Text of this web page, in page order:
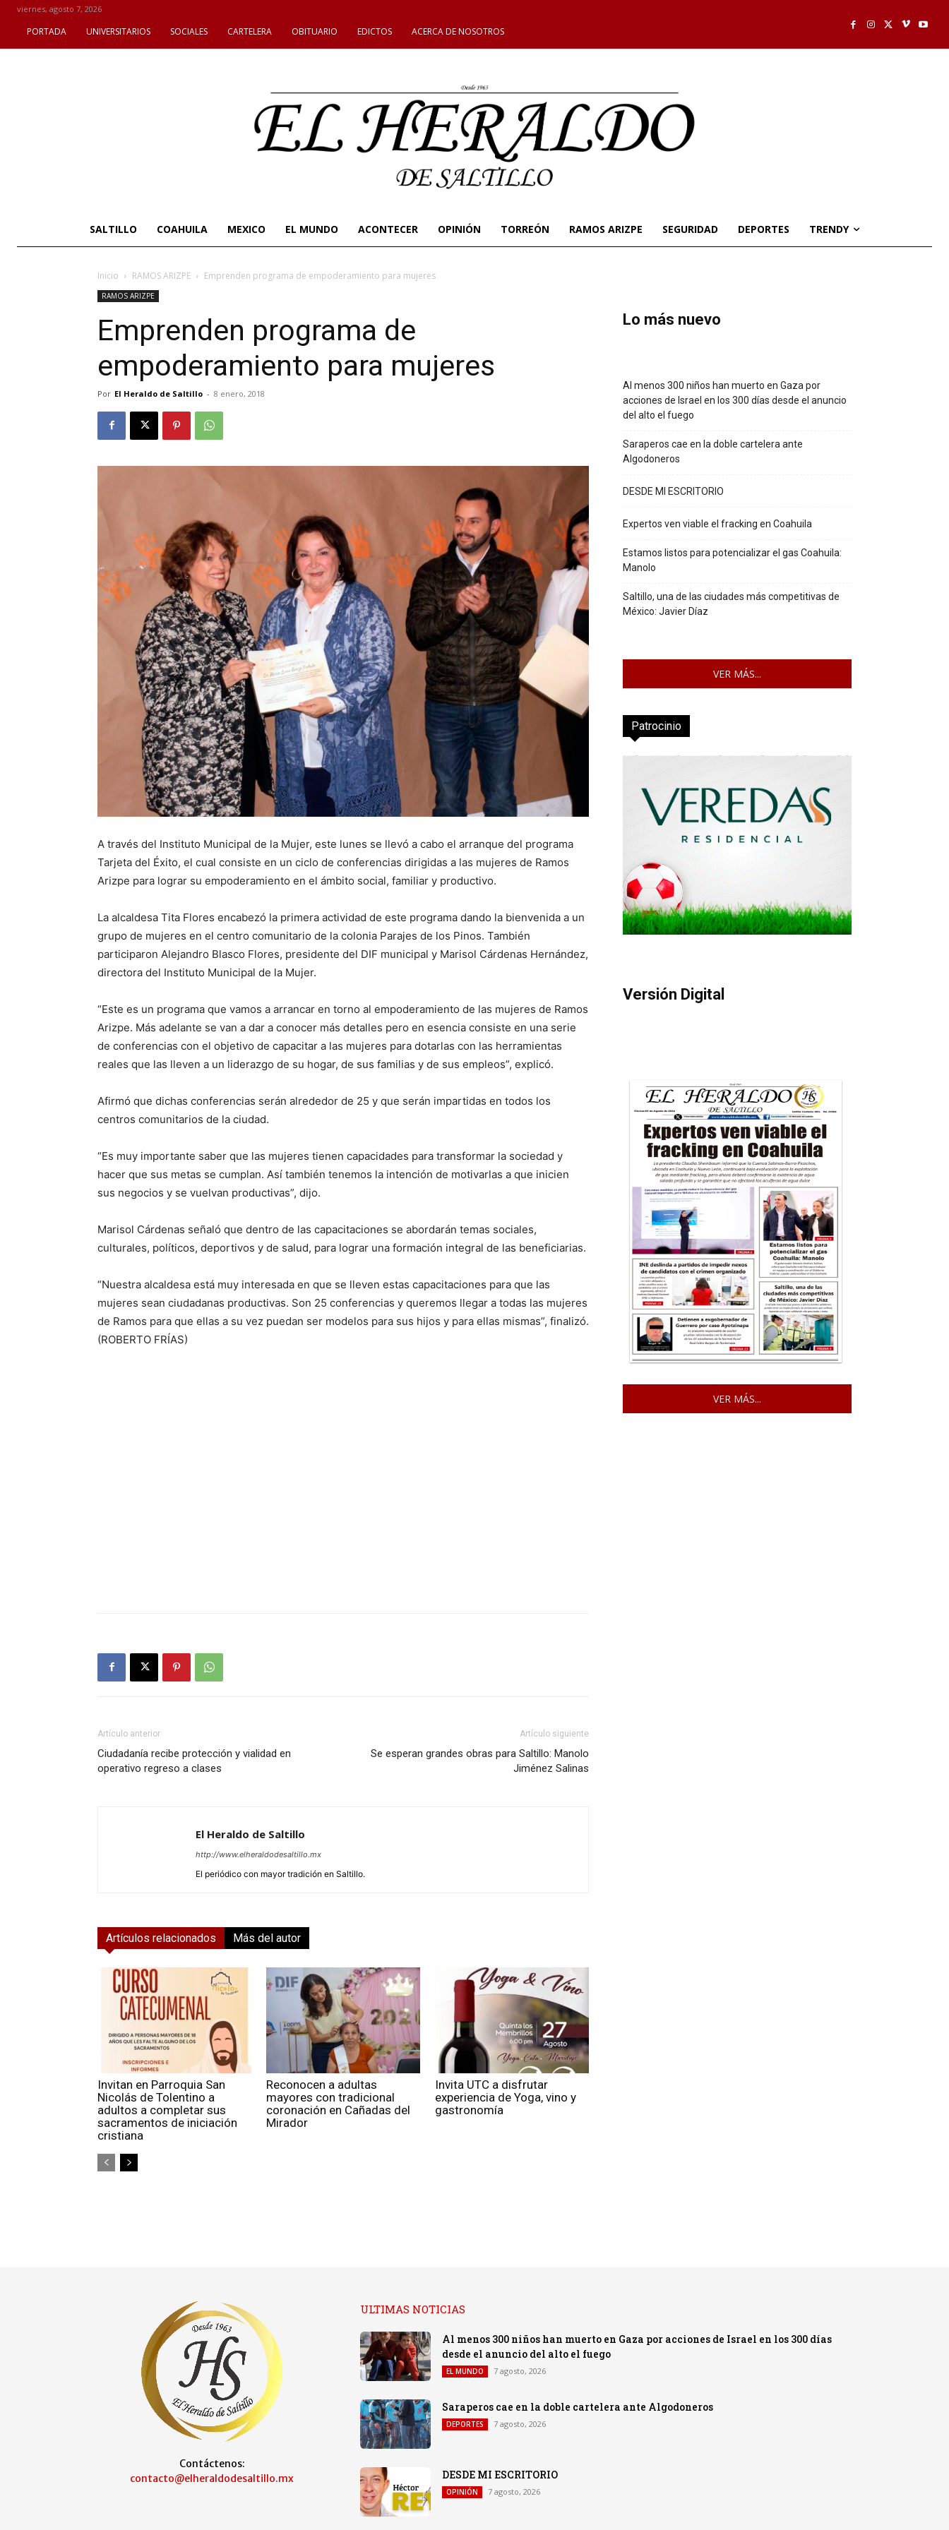
viernes, agosto 7, 2026
PORTADA UNIVERSITARIOS SOCIALES CARTELERA OBITUARIO EDICTOS ACERCA DE NOSOTROS
SALTILLO COAHUILA MEXICO EL MUNDO ACONTECER OPINIÓN TORREÓN RAMOS ARIZPE SEGURIDAD DEPORTES TRENDY
Inicio RAMOS ARIZPE Emprenden programa de empoderamiento para mujeres
RAMOS ARIZPE
Emprenden programa de
empoderamiento para mujeres
Por El Heraldo de Saltillo - 8 enero, 2018
A través del Instituto Municipal de la Mujer, este lunes se llevó a cabo el arranque del programa
Tarjeta del Éxito, el cual consiste en un ciclo de conferencias dirigidas a las mujeres de Ramos
Arizpe para lograr su empoderamiento en el ámbito social, familiar y productivo.
La alcaldesa Tita Flores encabezó la primera actividad de este programa dando la bienvenida a un
grupo de mujeres en el centro comunitario de la colonia Parajes de los Pinos. También
participaron Alejandro Blasco Flores, presidente del DIF municipal y Marisol Cárdenas Hernández,
directora del Instituto Municipal de la Mujer.
“Este es un programa que vamos a arrancar en torno al empoderamiento de las mujeres de Ramos
Arizpe. Más adelante se van a dar a conocer más detalles pero en esencia consiste en una serie
de conferencias con el objetivo de capacitar a las mujeres para dotarlas con las herramientas
reales que las lleven a un liderazgo de su hogar, de sus familias y de sus empleos”, explicó.
Afirmó que dichas conferencias serán alrededor de 25 y que serán impartidas en todos los
centros comunitarios de la ciudad.
“Es muy importante saber que las mujeres tienen capacidades para transformar la sociedad y
hacer que sus metas se cumplan. Así también tenemos la intención de motivarlas a que inicien
sus negocios y se vuelvan productivas”, dijo.
Marisol Cárdenas señaló que dentro de las capacitaciones se abordarán temas sociales,
culturales, políticos, deportivos y de salud, para lograr una formación integral de las beneficiarias.
“Nuestra alcaldesa está muy interesada en que se lleven estas capacitaciones para que las
mujeres sean ciudadanas productivas. Son 25 conferencias y queremos llegar a todas las mujeres
de Ramos para que ellas a su vez puedan ser modelos para sus hijos y para ellas mismas”, finalizó.
(ROBERTO FRÍAS)
Artículo anterior
Ciudadanía recibe protección y vialidad en
operativo regreso a clases
Artículo siguiente
Se esperan grandes obras para Saltillo: Manolo
Jiménez Salinas
El Heraldo de Saltillo
http://www.elheraldodesaltillo.mx
El periódico con mayor tradición en Saltillo.
Artículos relacionados Más del autor
Invitan en Parroquia San
Nicolás de Tolentino a
adultos a completar sus
sacramentos de iniciación
cristiana
Reconocen a adultas
mayores con tradicional
coronación en Cañadas del
Mirador
Invita UTC a disfrutar
experiencia de Yoga, vino y
gastronomía
Lo más nuevo
Al menos 300 niños han muerto en Gaza por
acciones de Israel en los 300 días desde el anuncio
del alto el fuego
Saraperos cae en la doble cartelera ante
Algodoneros
DESDE MI ESCRITORIO
Expertos ven viable el fracking en Coahuila
Estamos listos para potencializar el gas Coahuila:
Manolo
Saltillo, una de las ciudades más competitivas de
México: Javier Díaz
VER MÁS...
Patrocinio
Versión Digital
VER MÁS...
Contáctenos:
contacto@elheraldodesaltillo.mx
ULTIMAS NOTICIAS
Al menos 300 niños han muerto en Gaza por acciones de Israel en los 300 días
desde el anuncio del alto el fuego
EL MUNDO 7 agosto, 2026
Saraperos cae en la doble cartelera ante Algodoneros
DEPORTES 7 agosto, 2026
DESDE MI ESCRITORIO
OPINIÓN 7 agosto, 2026